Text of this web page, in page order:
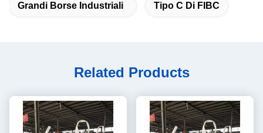
Grandi Borse Industriali Tipo C Di FIBC
Related Products